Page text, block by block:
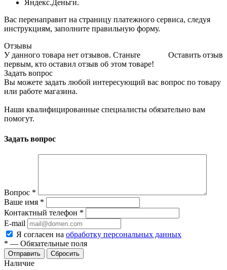
Яндекс.Деньги.
Вас перенаправит на страницу платежного сервиса, следуя
инструкциям, заполните правильную форму.
Отзывы
Оставить отзыв
У данного товара нет отзывов. Станьте
первым, кто оставил отзыв об этом товаре!
Задать вопрос
Вы можете задать любой интересующий вас вопрос по товару
или работе магазина.
Наши квалифицированные специалисты обязательно вам
помогут.
Задать вопрос
Вопрос *
Ваше имя *
Контактный телефон *
E-mail
Я согласен на обработку персональных данных
* — Обязательные поля
Отправить Сбросить
Наличие